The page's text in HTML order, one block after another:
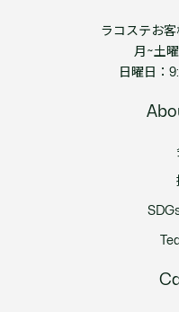
ラコステお客
月~土
日曜日：